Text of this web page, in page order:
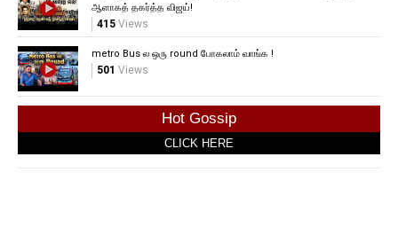
ஆளாகத் தகர்த்த விஜய்!
415Views
metro Bus ல ஒரு round போகலாம் வாங்க !
501 Views
Hot Gossip
CLICK HERE